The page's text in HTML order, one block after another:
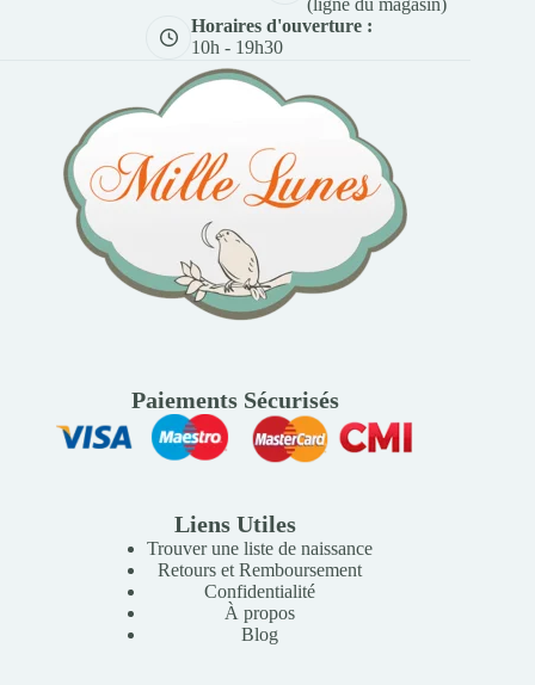
Horaires d'ouverture :
10h - 19h30
Paiements Sécurisés
Liens Utiles
Trouver une liste de naissance
Retours et Remboursement
Confidentialité
À propos
Blog